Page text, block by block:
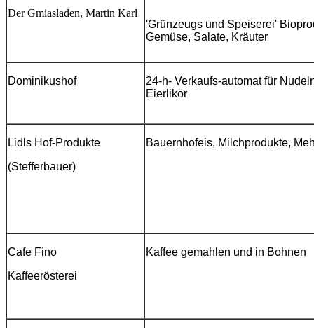
Der Gmiasladen, Martin Karl
'Grünzeugs und Speiserei'
Gemüse, Salate, Kräuter
Dominikushof
24-h- Verkaufs-automat für
Eierlikör
Lidls Hof-Produkte
(Stefferbauer)
Bauernhofeis, Milchprodukte,
Cafe Fino
Kaffeerösterei
Kaffee gemahlen und in Bohnen